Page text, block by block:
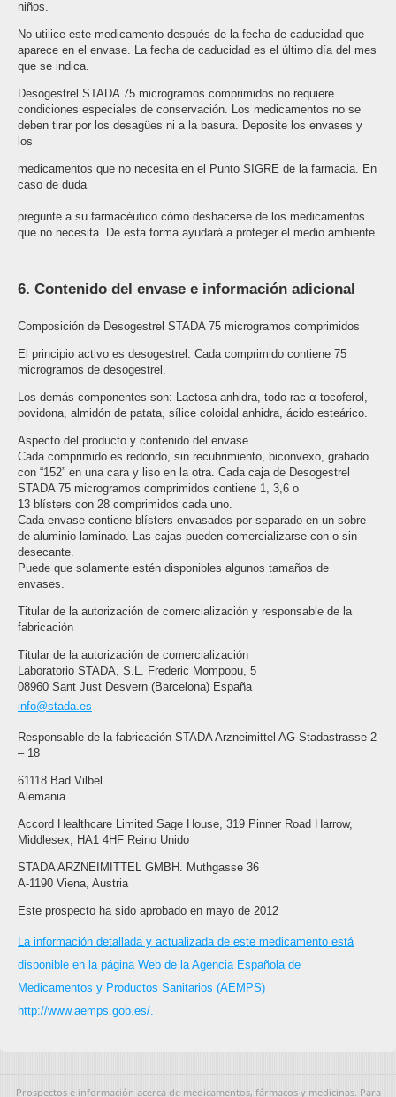
niños.
No utilice este medicamento después de la fecha de caducidad que
aparece en el envase. La fecha de caducidad es el último día del mes
que se indica.
Desogestrel STADA 75 microgramos comprimidos no requiere
condiciones especiales de conservación. Los medicamentos no se
deben tirar por los desagües ni a la basura. Deposite los envases y
los
medicamentos que no necesita en el Punto SIGRE de la farmacia. En
caso de duda
pregunte a su farmacéutico cómo deshacerse de los medicamentos
que no necesita. De esta forma ayudará a proteger el medio ambiente.
6. Contenido del envase e información adicional
Composición de Desogestrel STADA 75 microgramos comprimidos
El principio activo es desogestrel. Cada comprimido contiene 75
microgramos de desogestrel.
Los demás componentes son: Lactosa anhidra, todo-rac-α-tocoferol,
povidona, almidón de patata, sílice coloidal anhidra, ácido esteárico.
Aspecto del producto y contenido del envase
Cada comprimido es redondo, sin recubrimiento, biconvexo, grabado
con “152” en una cara y liso en la otra. Cada caja de Desogestrel
STADA 75 microgramos comprimidos contiene 1, 3,6 o
13 blísters con 28 comprimidos cada uno.
Cada envase contiene blísters envasados por separado en un sobre
de aluminio laminado. Las cajas pueden comercializarse con o sin
desecante.
Puede que solamente estén disponibles algunos tamaños de
envases.
Titular de la autorización de comercialización y responsable de la
fabricación
Titular de la autorización de comercialización
Laboratorio STADA, S.L. Frederic Mompopu, 5
08960 Sant Just Desvern (Barcelona) España
info@stada.es
Responsable de la fabricación STADA Arzneimittel AG Stadastrasse 2
– 18
61118 Bad Vilbel
Alemania
Accord Healthcare Limited Sage House, 319 Pinner Road Harrow,
Middlesex, HA1 4HF Reino Unido
STADA ARZNEIMITTEL GMBH. Muthgasse 36
A-1190 Viena, Austria
Este prospecto ha sido aprobado en mayo de 2012
La información detallada y actualizada de este medicamento está
disponible en la página Web de la Agencia Española de
Medicamentos y Productos Sanitarios (AEMPS)
http://www.aemps.gob.es/.
Prospectos e información acerca de medicamentos, fármacos y medicinas. Para